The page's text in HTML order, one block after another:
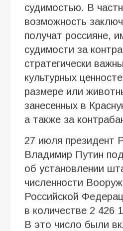
судимостью. В
возможность
получат россияне,
судимости за
стратегически
культурных
размере или
занесенных в
а также за
27 июля президент
Владимир Путин
об установлении
численности
Российской
в количестве 2 426
В это число были